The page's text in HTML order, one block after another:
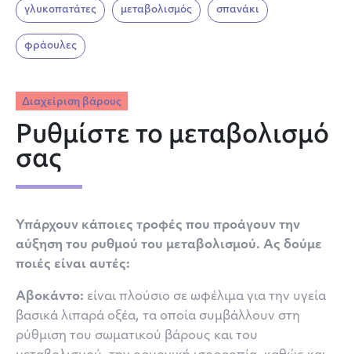
γλυκοπατάτες μεταβολισμός σπανάκι
φράουλες
Διαχείριση βάρους
Ρυθμίστε το μεταβολισμό
σας
Υπάρχουν κάποιες τροφές που προάγουν την
αύξηση του ρυθμού του μεταβολισμού. Ας δούμε
ποιές είναι αυτές:
Αβοκάντο: είναι πλούσιο σε ωφέλιμα για την υγεία
βασικά λιπαρά οξέα, τα οποία συμβάλλουν στη
ρύθμιση του σωματικού βάρους και του